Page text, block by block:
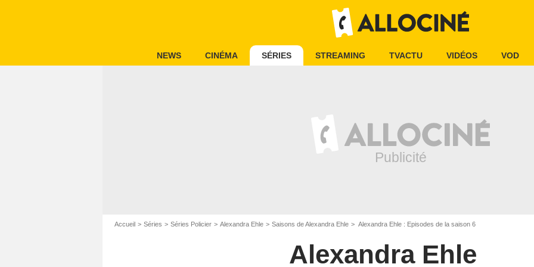
NEWS CINÉMA SÉRIES STREAMING TVACTU VIDÉOS VOD
Accueil Séries Séries Policier Alexandra Ehle Saisons de Alexandra Ehle Alexandra Ehle : Episodes de la saison 6
Alexandra Ehle